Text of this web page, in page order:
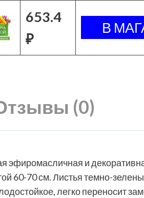
653.4
₽
(0)
эфиромасличная и
60-70 см. Листья темно-
легко переносит